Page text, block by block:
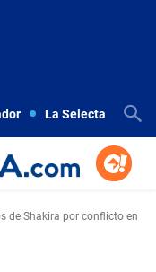
La Selecta
de Shakira por conflicto en